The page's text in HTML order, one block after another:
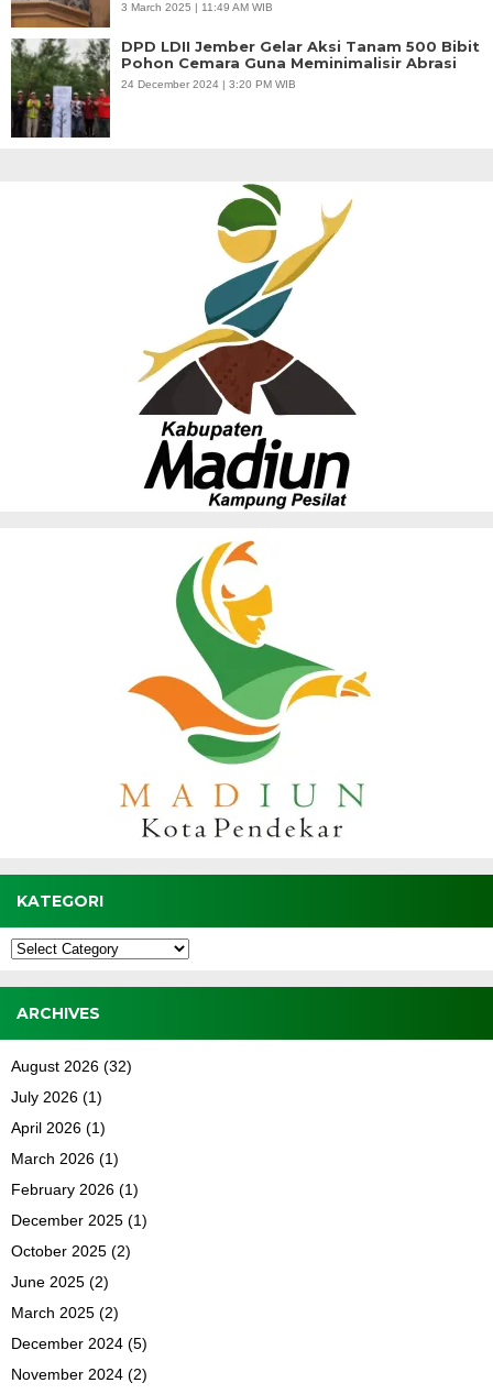
3 March 2025 | 11:49 AM WIB
DPD LDII Jember Gelar Aksi Tanam 500 Bibit
Pohon Cemara Guna Meminimalisir Abrasi
24 December 2024 | 3:20 PM WIB
KATEGORI
Kategori
ARCHIVES
August 2026 (32)
July 2026 (1)
April 2026 (1)
March 2026 (1)
February 2026 (1)
December 2025 (1)
October 2025 (2)
June 2025 (2)
March 2025 (2)
December 2024 (5)
November 2024 (2)